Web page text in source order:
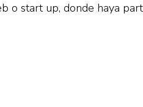
start up, donde haya